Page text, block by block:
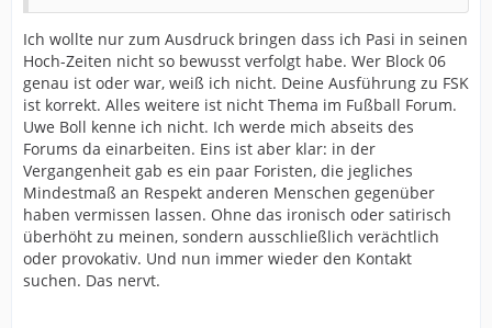
Ich wollte nur zum Ausdruck bringen dass ich Pasi in seinen
Hoch-Zeiten nicht so bewusst verfolgt habe. Wer Block 06
genau ist oder war, weiß ich nicht. Deine Ausführung zu FSK
ist korrekt. Alles weitere ist nicht Thema im Fußball Forum.
Uwe Boll kenne ich nicht. Ich werde mich abseits des
Forums da einarbeiten. Eins ist aber klar: in der
Vergangenheit gab es ein paar Foristen, die jegliches
Mindestmaß an Respekt anderen Menschen gegenüber
haben vermissen lassen. Ohne das ironisch oder satirisch
überhöht zu meinen, sondern ausschließlich verächtlich
oder provokativ. Und nun immer wieder den Kontakt
suchen. Das nervt.